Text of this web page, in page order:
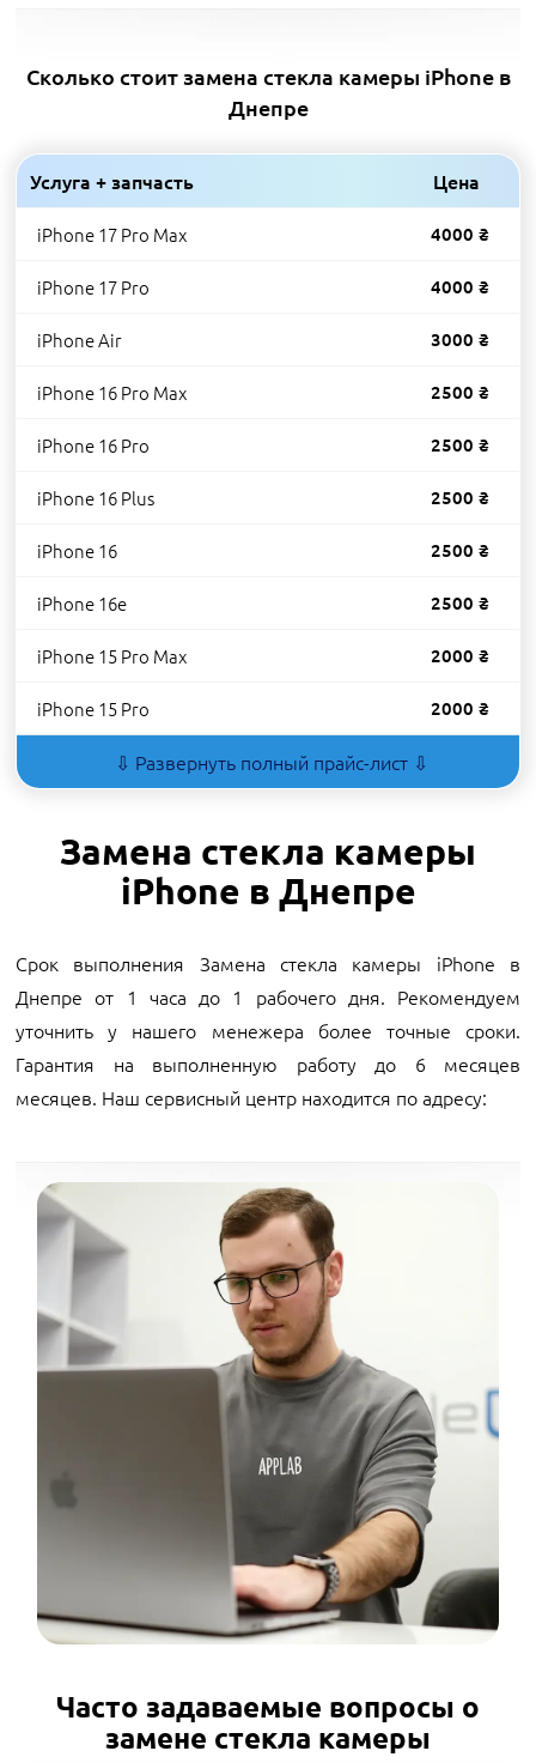
Сколько стоит замена стекла камеры iPhone в
Днепре
Услуга + запчасть Цена
iPhone 17 Pro Max 4000 ₴
iPhone 17 Pro 4000 ₴
iPhone Air 3000 ₴
iPhone 16 Pro Max 2500 ₴
iPhone 16 Pro 2500 ₴
iPhone 16 Plus 2500 ₴
iPhone 16 2500 ₴
iPhone 16e 2500 ₴
iPhone 15 Pro Max 2000 ₴
iPhone 15 Pro 2000 ₴
⇩ Развернуть полный прайс-лист ⇩
Замена стекла камеры
iPhone в Днепре
Срок выполнения Замена стекла камеры iPhone в
Днепре от 1 часа до 1 рабочего дня. Рекомендуем
уточнить у нашего менежера более точные сроки.
Гарантия на выполненную работу до 6 месяцев
месяцев. Наш сервисный центр находится по адресу:
Часто задаваемые вопросы о
замене стекла камеры